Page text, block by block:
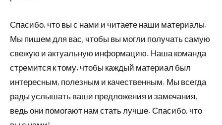
Спасибо, что вы с нами и читаете наши материалы.
Мы пишем для вас, чтобы вы могли получать самую
свежую и актуальную информацию. Наша команда
стремится к тому, чтобы каждый материал был
интересным, полезным и качественным. Мы всегда
рады услышать ваши предложения и замечания,
ведь они помогают нам стать лучше. Спасибо, что